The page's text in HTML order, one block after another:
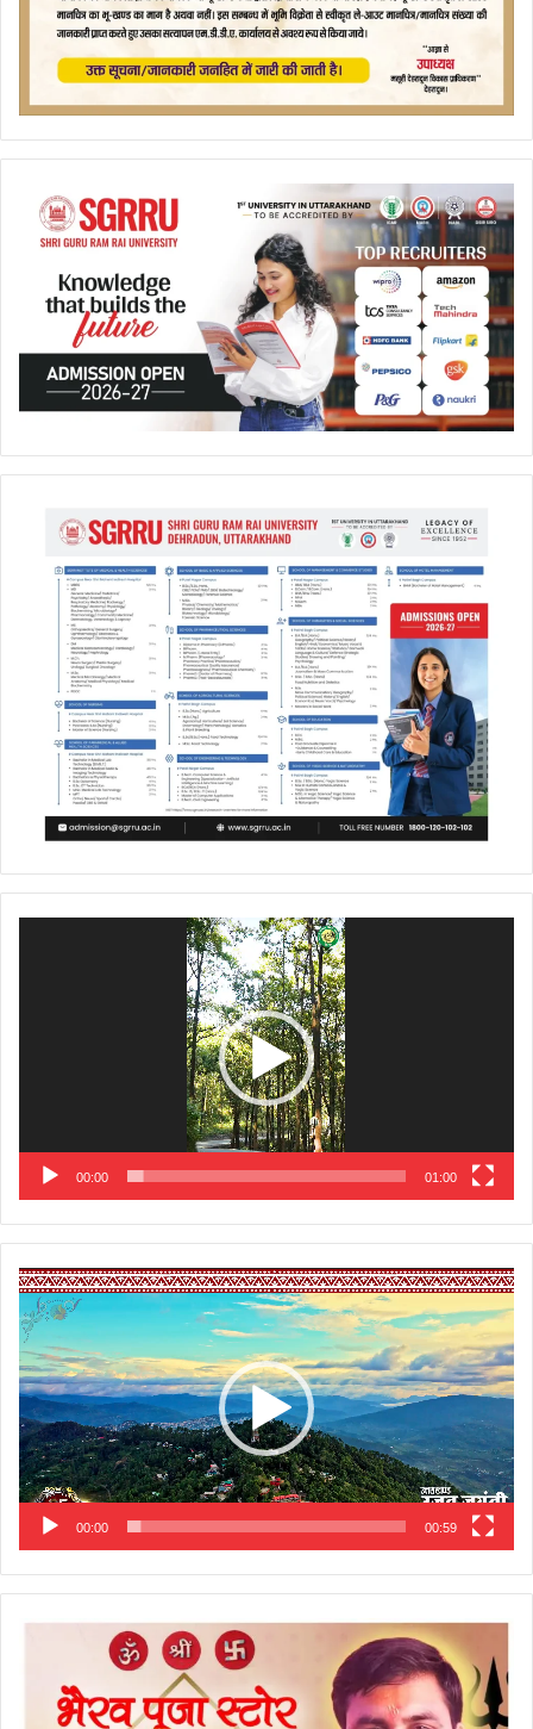
00:00 01:00
Video
Player
00:00 00:59